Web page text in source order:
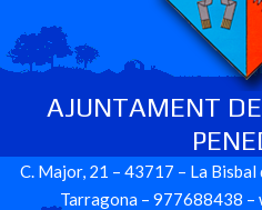
AJUNTAMENT
C. Major, 21 – 43717 – La Bisbal
Tarragona – 977688438 –